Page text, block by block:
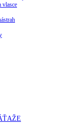
vlasce